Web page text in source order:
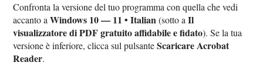
Confronta la versione del tuo programma con quella che vedi
accanto aWindows 10 — 11 • Italian(sotto aIl
visualizzatore di PDF gratuito affidabile e fidato). Se la tua
versione è inferiore, clicca sul pulsanteScaricare Acrobat
Reader.